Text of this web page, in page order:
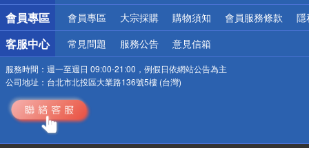
會員專區 會員專區 大宗採購 購物須知 會員服務條款 隱
客服中心 常見問題 服務公告 意見信箱
服務時間： 週一至週日 09:00-21:00，例假日依網站公告為主
公司地址： 台北市北投區大業路136號5樓 (台灣)